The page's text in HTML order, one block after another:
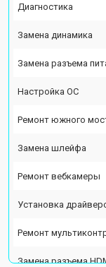
Диагностика
Замена динамика
Замена разъема
Настройка ОС
Ремонт южного
Замена шлейфа
Ремонт вебкамеры
Установка
Ремонт
Замена разъема